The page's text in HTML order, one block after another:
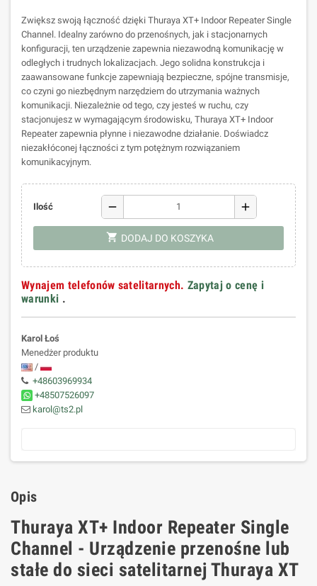
Zwiększ swoją łączność dzięki Thuraya XT+ Indoor Repeater Single
Channel. Idealny zarówno do przenośnych, jak i stacjonarnych
konfiguracji, ten urządzenie zapewnia niezawodną komunikację w
odległych i trudnych lokalizacjach. Jego solidna konstrukcja i
zaawansowane funkcje zapewniają bezpieczne, spójne transmisje,
co czyni go niezbędnym narzędziem do utrzymania ważnych
komunikacji. Niezależnie od tego, czy jesteś w ruchu, czy
stacjonujesz w wymagającym środowisku, Thuraya XT+ Indoor
Repeater zapewnia płynne i niezawodne działanie. Doświadcz
niezakłóconej łączności z tym potężnym rozwiązaniem
komunikacyjnym.
Ilość remove add
shopping_cart DODAJ DO KOSZYKA
Wynajem telefonów satelitarnych. Zapytaj o cenę i
warunki .
Karol Łoś
Menedżer produktu
/
+48603969934
+48507526097
karol@ts2.pl
Opis
Thuraya XT+ Indoor Repeater Single
Channel - Urządzenie przenośne lub
stałe do sieci satelitarnej Thuraya XT